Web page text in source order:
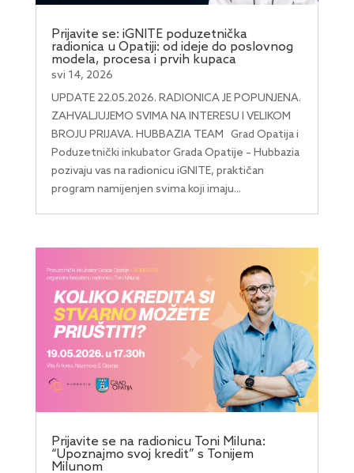
Prijavite se: iGNITE poduzetnička
radionica u Opatiji: od ideje do poslovnog
modela, procesa i prvih kupaca
svi 14, 2026
UPDATE 22.05.2026. RADIONICA JE POPUNJENA.
ZAHVALJUJEMO SVIMA NA INTERESU I VELIKOM
BROJU PRIJAVA. HUBBAZIA TEAM Grad Opatija i
Poduzetnički inkubator Grada Opatije – Hubbazia
pozivaju vas na radionicu iGNITE, praktičan
program namijenjen svima koji imaju...
Prijavite se na radionicu Toni Miluna:
“Upoznajmo svoj kredit” s Tonijem
Milunom